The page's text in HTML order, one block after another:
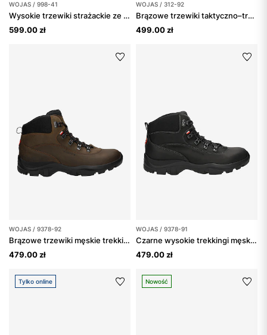
WOJAS / 998-41
Wysokie trzewiki strażackie ze skóry licowej
599.00 zł
WOJAS / 312-92
Brązowe trzewiki taktyczno–trekkingowe ponad kostkę z membraną Sympatex
499.00 zł
WOJAS / 9378-92
Brązowe trzewiki męskie trekkingowe ze skóry Crazy Horse
479.00 zł
WOJAS / 9378-91
Czarne wysokie trekkingi męskie ze skóry Crazy Horse
479.00 zł
Tylko online Nowość